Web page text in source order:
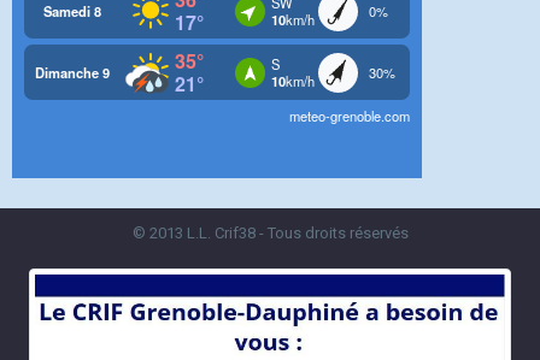
© 2013 L.L. Crif38 - Tous droits réservés